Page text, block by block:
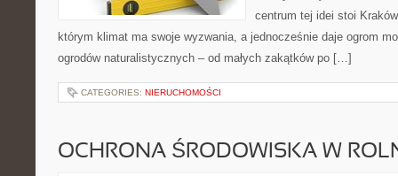
centrum tej idei stoi
którym klimat ma swoje wyzwania, a jednocześnie daje ogrom
ogrodów naturalistycznych – od małych zakątków po […]
CATEGORIES: NIERUCHOMOŚCI
OCHRONA ŚRODOWISKA W